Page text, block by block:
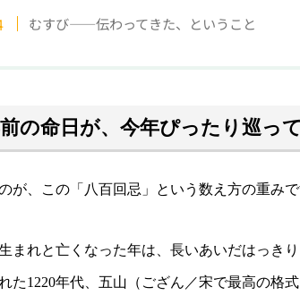
むすび——伝わってきた、ということ
の命日が、今年ぴったり巡っ
が、この「八百回忌」という数え方の重みで
まれと亡くなった年は、長いあいだはっき
た1220年代、五山（ござん／宋で最高の格